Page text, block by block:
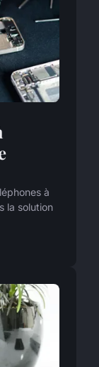
à
la solution